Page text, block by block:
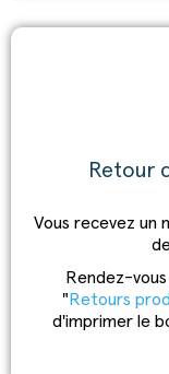
Retour
Vous recevez un
Rendez-
" Retours
d'imprimer le